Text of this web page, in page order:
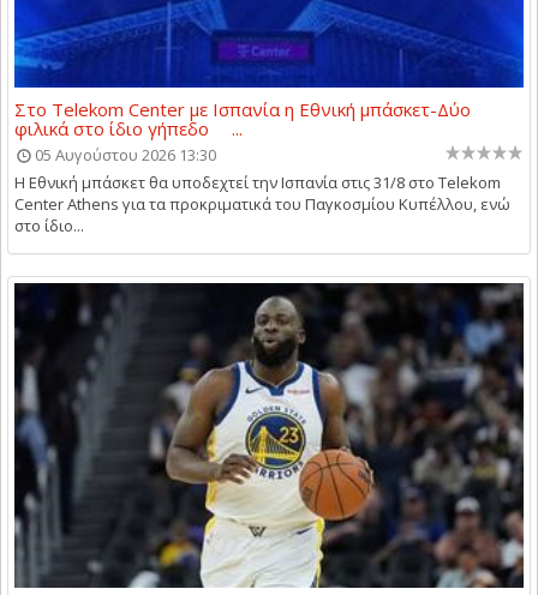
Στο Telekom Center με Ισπανία η Εθνική μπάσκετ-Δύο
φιλικά στο ίδιο γήπεδο ...
05 Αυγούστου 2026 13:30
Η Εθνική μπάσκετ θα υποδεχτεί την Ισπανία στις 31/8 στο Telekom
Center Athens για τα προκριματικά του Παγκοσμίου Κυπέλλου, ενώ
στο ίδιο...